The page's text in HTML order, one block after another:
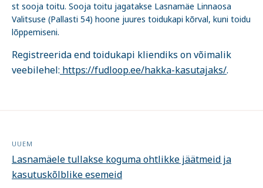
st sooja toitu. Sooja toitu jagatakse Lasnamäe Linnaosa
Valitsuse (Pallasti 54) hoone juures toidukapi kõrval, kuni toidu
lõppemiseni.
Registreerida end toidukapi kliendiks on võimalik
veebilehel: https://fudloop.ee/hakka-kasutajaks/.
UUEM
Lasnamäele tullakse koguma ohtlikke jäätmeid ja
kasutuskõlblike esemeid